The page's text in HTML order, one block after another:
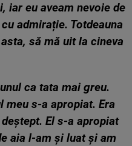
iar eu aveam nevoie de
admirație. Totdeauna
să mă uit la cineva
ca tata mai greu.
meu s-a apropiat. Era
El s-a apropiat
aia l-am și luat și am